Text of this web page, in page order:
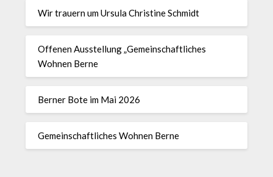
Wir trauern um Ursula Christine Schmidt
Offenen Ausstellung „Gemeinschaftliches
Wohnen Berne
Berner Bote im Mai 2026
Gemeinschaftliches Wohnen Berne